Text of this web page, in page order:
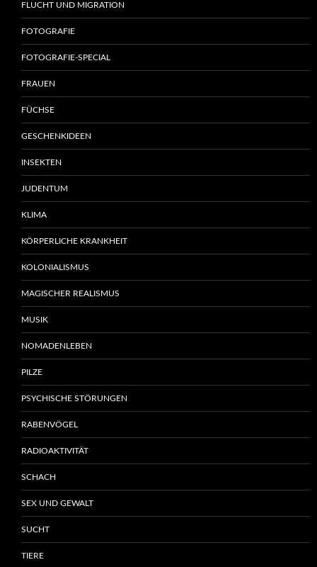
FLUCHT UND MIGRATION
FOTOGRAFIE
FOTOGRAFIE-SPECIAL
FRAUEN
FÜCHSE
GESCHENKIDEEN
INSEKTEN
JUDENTUM
KLIMA
KÖRPERLICHE KRANKHEIT
KOLONIALISMUS
MAGISCHER REALISMUS
MUSIK
NOMADENLEBEN
PILZE
PSYCHISCHE STÖRUNGEN
RABENVÖGEL
RADIOAKTIVITÄT
SCHACH
SEX UND GEWALT
SUCHT
TIERE